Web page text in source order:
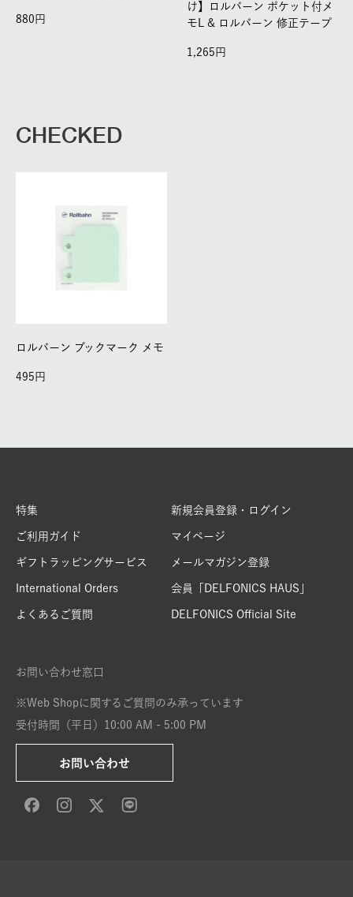
880
け】ロルバーン ポケット付メ
モL & ロルバーン 修正テープ
1,265
CHECKED
ロルバーン ブックマーク メモ
495
特集
ご利用ガイド
ギフトラッピングサービス
International Orders
よくあるご質問
新規会員登録・ログイン
マイページ
メールマガジン登録
会員「DELFONICS HAUS」
DELFONICS Official Site
お問い合わせ窓口
※Web Shopに関するご質問のみ承っています
受付時間（平日）10:00 AM - 5:00 PM
お問い合わせ